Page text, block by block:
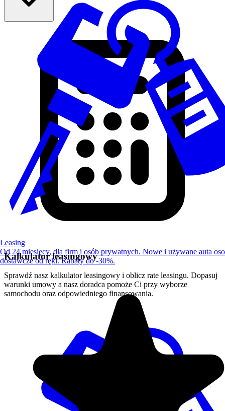
Kalkulator leasingowy
Sprawdź nasz kalkulator leasingowy i oblicz rate leasingu. Dopasuj
warunki umowy a nasz doradca pomoże Ci przy wyborze
samochodu oraz odpowiedniego finansowania.
Leasing
Od 24 miesięcy, dla firm i osób prywatnych. Nowe i używane auta
dostawcze od ręki. Rabaty do -30%.